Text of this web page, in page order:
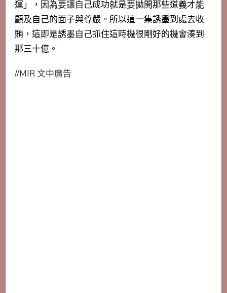
運」，因為要讓自己成功就是要拋開那些道義才能
顧及自己的面子與尊嚴。所以這一集誘墨到處去收
賄，這即是誘墨自己抓住這時機很剛好的機會湊到
那三十億。
//MIR 文中廣告